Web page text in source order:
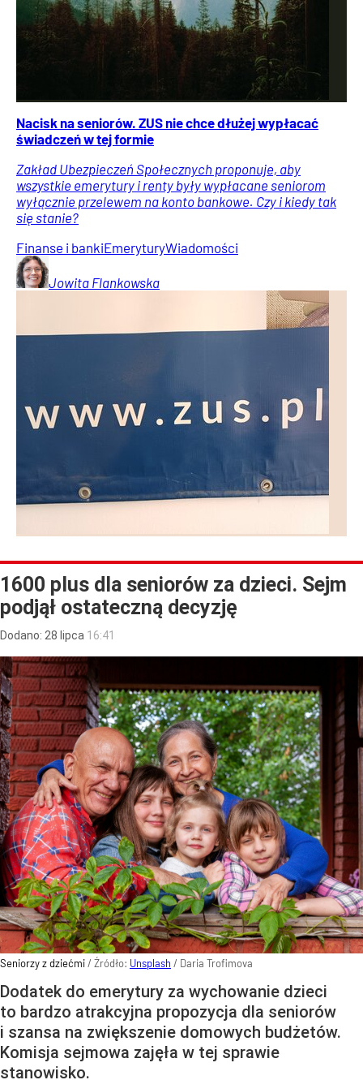
Nacisk na seniorów. ZUS nie chce dłużej wypłacać
świadczeń w tej formie
Zakład Ubezpieczeń Społecznych proponuje, aby
wszystkie emerytury i renty były wypłacane seniorom
wyłącznie przelewem na konto bankowe. Czy i kiedy tak
się stanie?
Finanse i bankiEmeryturyWiadomości
Jowita Flankowska
1600 plus dla seniorów za dzieci. Sejm
podjął ostateczną decyzję
Dodano: 28 lipca 16:41
Seniorzy z dziećmi/ Źródło: Unsplash / Daria Trofimova
Dodatek do emerytury za wychowanie dzieci
to bardzo atrakcyjna propozycja dla seniorów
i szansa na zwiększenie domowych budżetów.
Komisja sejmowa zajęła w tej sprawie
stanowisko.